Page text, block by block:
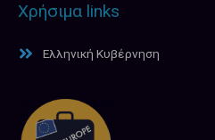
Χρήσιμα links
Ελληνική Κυβέρνηση